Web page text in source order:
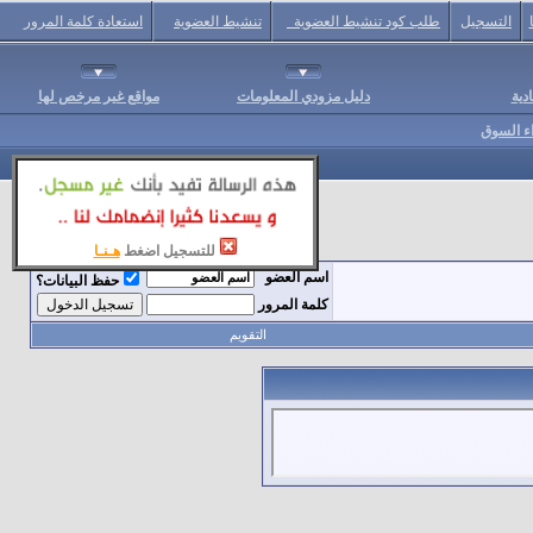
للتسجيل اضغط هـنـا
التسجيل طلب كود تنشيط العضوية تنشيط العضوية استعادة كلمة المرور
دليل مزودي المعلومات مواقع غير مرخص لها
السوق
اسم العضو
حفظ البيانات؟
كلمة المرور
التقويم